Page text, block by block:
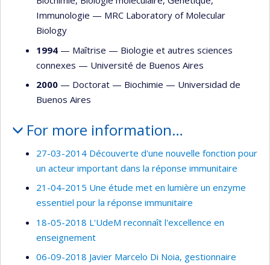
Immunologie — MRC Laboratory of Molecular
Biology
1994 — Maîtrise — Biologie et autres sciences
connexes — Université de Buenos Aires
2000 — Doctorat — Biochimie — Universidad de
Buenos Aires
For more information…
27-03-2014 Découverte d'une nouvelle fonction pour
un acteur important dans la réponse immunitaire
21-04-2015 Une étude met en lumière un enzyme
essentiel pour la réponse immunitaire
18-05-2018 L'UdeM reconnaît l'excellence en
enseignement
06-09-2018 Javier Marcelo Di Noia, gestionnaire